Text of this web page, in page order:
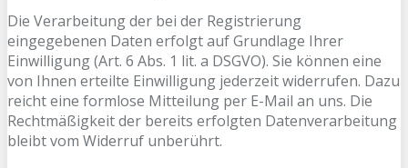
Die Verarbeitung der bei der Registrierung
eingegebenen Daten erfolgt auf Grundlage Ihrer
Einwilligung (Art. 6 Abs. 1 lit. a DSGVO). Sie können eine
von Ihnen erteilte Einwilligung jederzeit widerrufen. Dazu
reicht eine formlose Mitteilung per E-Mail an uns. Die
Rechtmäßigkeit der bereits erfolgten Datenverarbeitung
bleibt vom Widerruf unberührt.